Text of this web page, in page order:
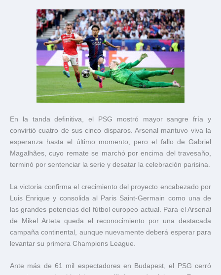
En la tanda definitiva, el PSG mostró mayor sangre fría y
convirtió cuatro de sus cinco disparos. Arsenal mantuvo viva la
esperanza hasta el último momento, pero el fallo de Gabriel
Magalhães, cuyo remate se marchó por encima del travesaño,
terminó por sentenciar la serie y desatar la celebración parisina.
La victoria confirma el crecimiento del proyecto encabezado por
Luis Enrique y consolida al Paris Saint-Germain como una de
las grandes potencias del fútbol europeo actual. Para el Arsenal
de Mikel Arteta queda el reconocimiento por una destacada
campaña continental, aunque nuevamente deberá esperar para
levantar su primera Champions League.
Ante más de 61 mil espectadores en Budapest, el PSG cerró